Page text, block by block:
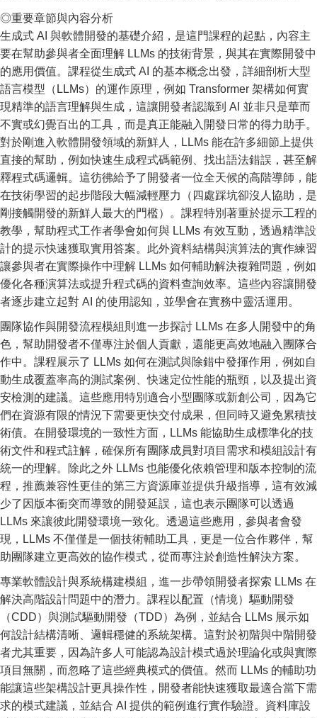
◎重要章節與內容分析
生成式 AI 與軟體開發的基礎介紹，是這門課程的起點，內容主
要在幫助參與者全面理解 LLMs 的技術背景，與其在實際開發中
的應用價值。課程從生成式 AI 的基本概念出發，詳細剖析大型
語言模型（LLMs）的運作原理，例如 Transformer 架構如何實
現精準的語言理解與生成，這讓開發者認識到 AI 並非只是華而
不實或幻覺百出的工具，而是真正能融入開發日常的得力助手。
對於剛進入軟體開發領域的新鮮人，LLMs 能在許多細節上提供
直接的幫助，例如快速生成程式碼範例、找出語法錯誤，甚至解
釋程式碼邏輯。這彷彿給予了開發者一位全天候的高階導師，能
在技術學習的起步階段大幅減輕壓力（四處踩坑卻沒人協助，是
剛接觸開發的新鮮人最大的門檻）。課程特別著重於提示工程的
教學，幫助程式工作者學會如何與 LLMs 有效互動，透過精準設
計的提示快速獲取實用答案。此外資料結構與演算法的實作練習
讓參與者在實際操作中理解 LLMs 如何輔助解決複雜問題，例如
優化各種演算法或提升程式碼的資料查詢效率。這些內容讓開發
者逐步建立起對 AI 的使用認知，並學會在實務中靈活運用。
團隊協作與開發流程模組則進一步探討 LLMs 在多人開發中的角
色，幫助開發者不僅專注於個人貢獻，還能更高效地融入團隊合
作中。課程展示了 LLMs 如何在測試與除錯中發揮作用，例如自
動生成覆蓋率高的測試案例、快速定位性能的瓶頸，以及提出資
安檢測的建議。這些應用特別適合小型團隊或新創公司，因為它
們在資源有限的情況下需要更快交付成果，但同時又避免累積技
術債。在開發環境的一致性方面，LLMs 能協助生成標準化的技
術文件和程式註解，確保所有團隊成員對項目需求和模組設計有
統一的理解。除此之外 LLMs 也能優化依賴管理和版本控制的流
程，推薦兼容性更佳的第三方資源庫並提供升級指導，這有效減
少了因版本衝突而導致的開發延誤，這也表示團隊可以透過
LLMs 來讓彼此開發環境一致化。透過這些應用，參與者會發
現，LLMs 不僅僅是一個技術輔助工具，更是一位合作夥伴，幫
助團隊建立更高效的協作模式，從而專注於創造性解決方案。
專業軟體設計與系統構建模組，進一步帶領開發者探索 LLMs 在
解決高階設計問題中的潛力。課程以配置（情境）驅動開發
（CDD）與測試驅動開發（TDD）為例，並結合 LLMs 展示如
何設計結構清晰、邏輯穩健的系統架構。這對於初階與中階開發
者尤其重要，因為許多人可能認為設計模式過於理論化或與實際
項目無關，而忽略了這些經典模式的價值。然而 LLMs 的輔助功
能讓這些架構設計更具操作性，開發者能快速獲取最適合當下需
求的模式建議，並結合 AI 提供的範例進行實作驗證。資料庫設